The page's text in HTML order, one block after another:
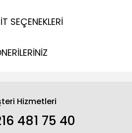
SEÇENEKLERİ
Hizmetleri
481 75 40